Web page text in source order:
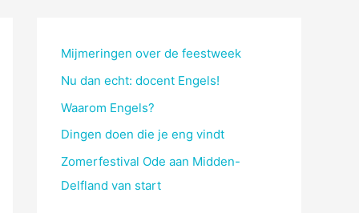
Mijmeringen over de feestweek
Nu dan echt: docent Engels!
Waarom Engels?
Dingen doen die je eng vindt
Zomerfestival Ode aan Midden-
Delfland van start